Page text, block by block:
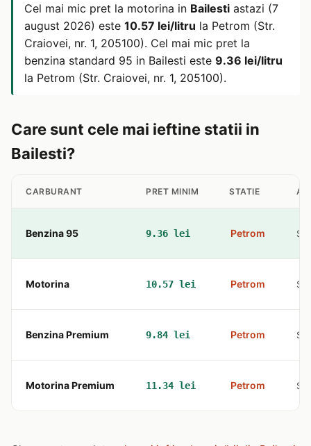
Cel mai mic pret la motorina in Bailesti astazi (7
august 2026) este 10.57 lei/litru la Petrom (Str.
Craiovei, nr. 1, 205100). Cel mai mic pret la
benzina standard 95 in Bailesti este 9.36 lei/litru
la Petrom (Str. Craiovei, nr. 1, 205100).
Care sunt cele mai ieftine statii in
Bailesti?
CARBURANT PRET MINIM STATIE
Benzina 95 9.36 lei Petrom
Motorina 10.57 lei Petrom
Benzina Premium 9.84 lei Petrom
Motorina Premium 11.34 lei Petrom